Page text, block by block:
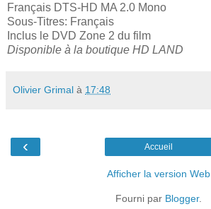
Français DTS-HD MA 2.0 Mono
Sous-Titres: Français
Inclus le DVD Zone 2 du film
Disponible à la boutique HD LAND
Olivier Grimal à 17:48
‹ Accueil
Afficher la version Web
Fourni par Blogger.